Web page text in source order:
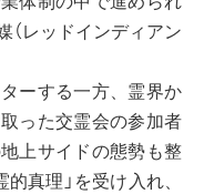
レッドインディアン
ーする一方、霊界か
取った交霊会の参加者
上サイドの態勢も整
真理」を受け入れ、